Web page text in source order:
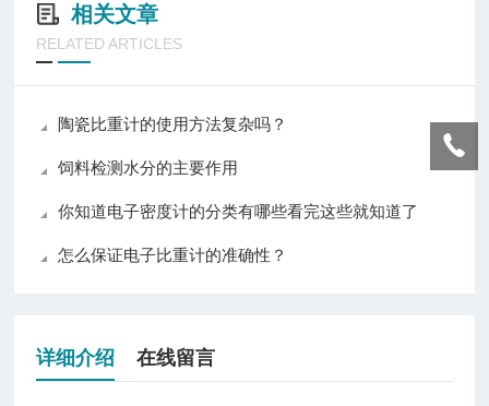
相关文章
RELATED ARTICLES
陶瓷比重计的使用方法复杂吗？
饲料检测水分的主要作用
你知道电子密度计的分类有哪些看完这些就知道了
怎么保证电子比重计的准确性？
详细介绍 在线留言